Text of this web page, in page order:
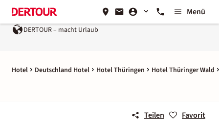
Menü
DERTOUR – macht Urlaub
Hotel Deutschland Hotel Hotel Thüringen Hotel Thüringer Wald
Teilen Favorit